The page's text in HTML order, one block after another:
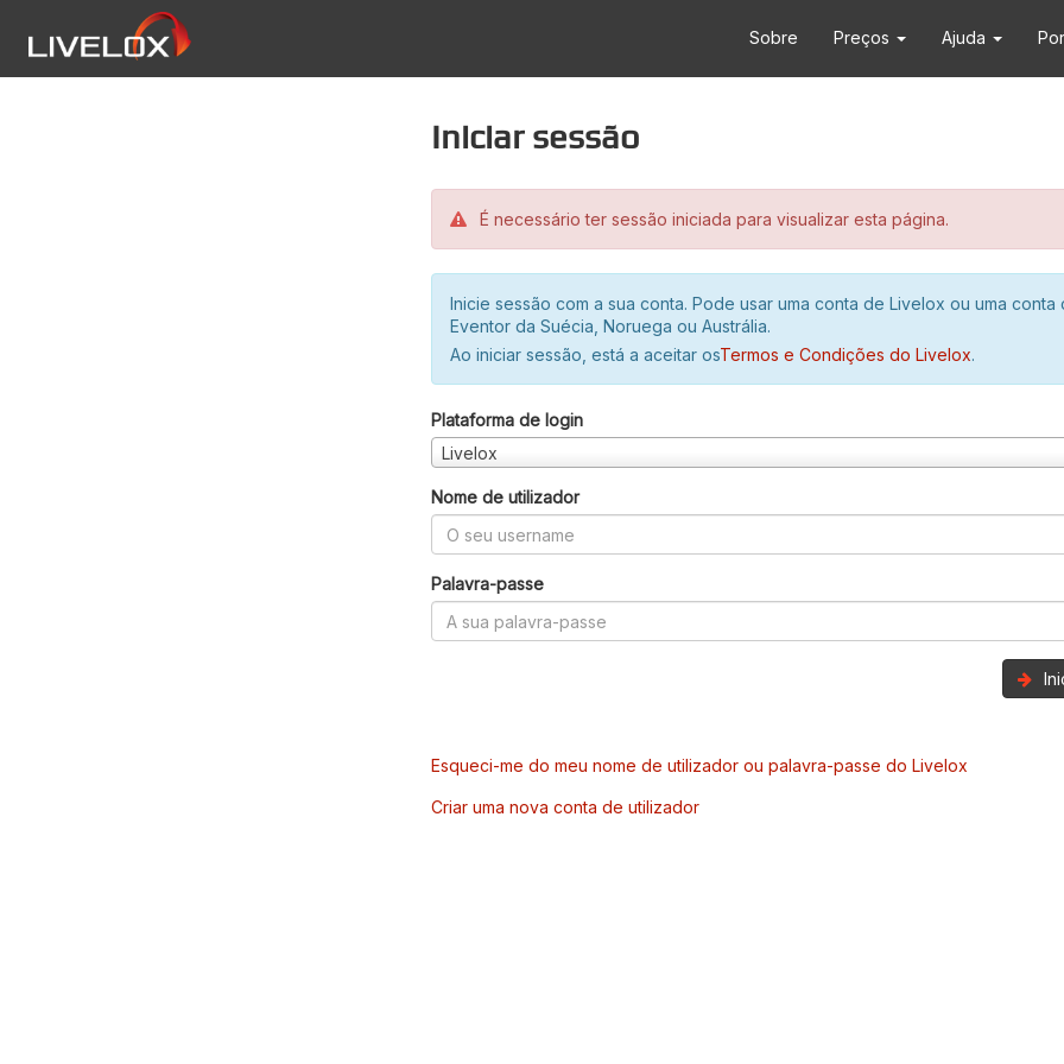
Sobre Preços Ajuda
Iniciar sessão
É necessário ter sessão iniciada para visualizar esta página.
Inicie sessão com a sua conta. Pode usar uma conta de Livelox ou uma conta
Eventor da Suécia, Noruega ou Austrália.
Ao iniciar sessão, está a aceitar osTermos e Condições do Livelox.
Plataforma de login
Livelox
Nome de utilizador
Palavra-passe
Esqueci-me do meu nome de utilizador ou palavra-passe do Livelox
Criar uma nova conta de utilizador